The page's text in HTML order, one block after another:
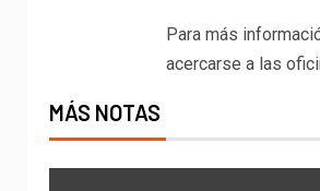
Para más
acercarse a las
MÁS NOTAS